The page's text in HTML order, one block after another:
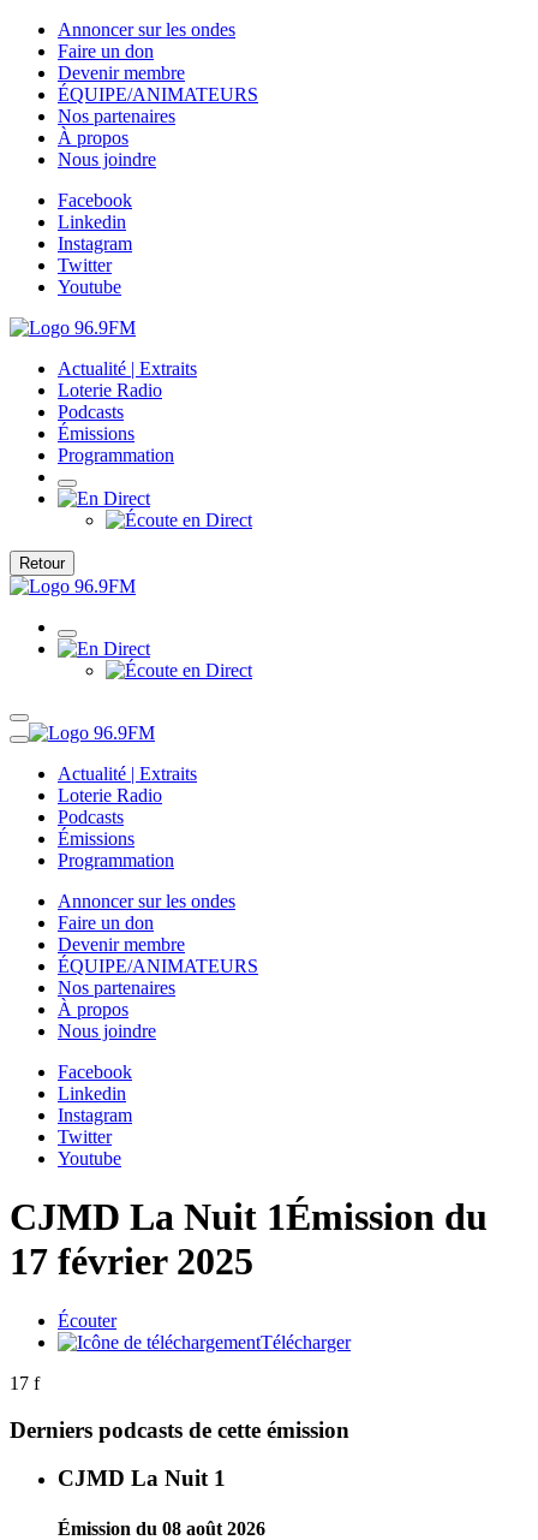
Annoncer sur les ondes
Faire un don
Devenir membre
ÉQUIPE/ANIMATEURS
Nos partenaires
À propos
Nous joindre
Facebook
Linkedin
Instagram
Twitter
Youtube
Actualité | Extraits
Loterie Radio
Podcasts
Émissions
Programmation
Retour
Actualité | Extraits
Loterie Radio
Podcasts
Émissions
Programmation
Annoncer sur les ondes
Faire un don
Devenir membre
ÉQUIPE/ANIMATEURS
Nos partenaires
À propos
Nous joindre
Facebook
Linkedin
Instagram
Twitter
Youtube
CJMD La Nuit 1Émission du
17 février 2025
Écouter
Télécharger
17 f
Derniers podcasts de cette émission
CJMD La Nuit 1
Émission du 08 août 2026